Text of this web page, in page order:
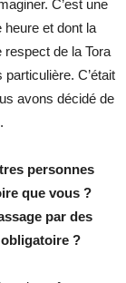
C’est une
heure et dont la
respect de la Tora
C’était
avons décidé de
personnes
que vous ?
par des
?